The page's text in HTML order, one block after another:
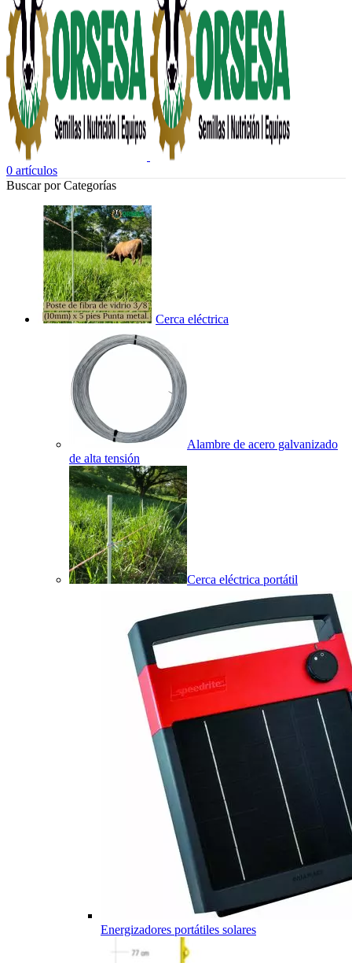
0 artículos
Buscar por Categorías
Cerca eléctrica
Alambre de acero galvanizado
de alta tensión
Cerca eléctrica portátil
Energizadores portátiles solares